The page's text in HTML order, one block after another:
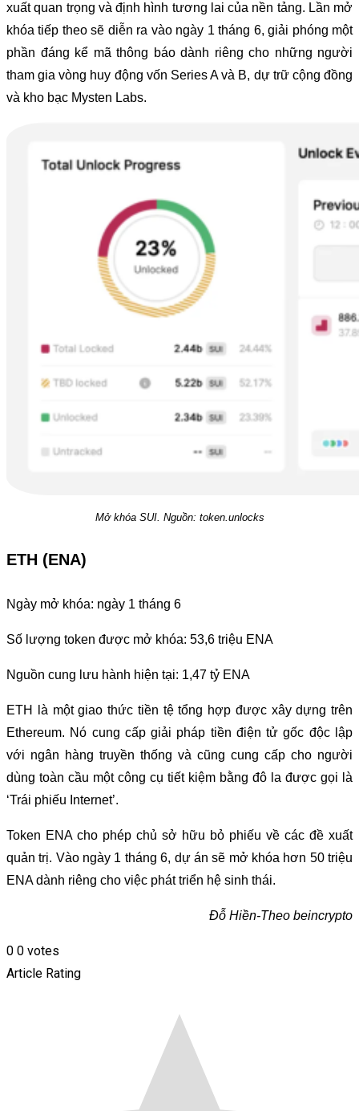
xuất quan trọng và định hình tương lai của nền tảng. Lần mở
khóa tiếp theo sẽ diễn ra vào ngày 1 tháng 6, giải phóng một
phần đáng kể mã thông báo dành riêng cho những người
tham gia vòng huy động vốn Series A và B, dự trữ cộng đồng
và kho bạc Mysten Labs.
Mở khóa SUI. Nguồn: token.unlocks
ETH (ENA)
Ngày mở khóa: ngày 1 tháng 6
Số lượng token được mở khóa: 53,6 triệu ENA
Nguồn cung lưu hành hiện tại: 1,47 tỷ ENA
ETH là một giao thức tiền tệ tổng hợp được xây dựng trên
Ethereum. Nó cung cấp giải pháp tiền điện tử gốc độc lập
với ngân hàng truyền thống và cũng cung cấp cho người
dùng toàn cầu một công cụ tiết kiệm bằng đô la được gọi là
‘Trái phiếu Internet’.
Token ENA cho phép chủ sở hữu bỏ phiếu về các đề xuất
quản trị. Vào ngày 1 tháng 6, dự án sẽ mở khóa hơn 50 triệu
ENA dành riêng cho việc phát triển hệ sinh thái.
Đỗ Hiền-Theo beincrypto
0 0 votes
Article Rating